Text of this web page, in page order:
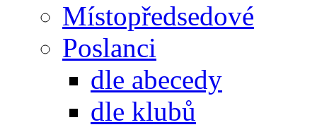
Místopředsedové
Poslanci
dle abecedy
dle klubů